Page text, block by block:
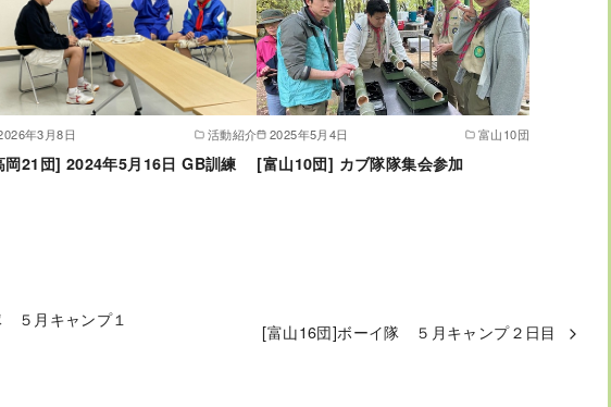
年3月8日 活動紹介
岡21団] 2024年5月16日 GB訓練
2025年5月4日 富山10団
[富山10団] カブ隊隊集会参加
５月キャンプ１
[富山16団]ボーイ隊 ５月キャンプ２日目